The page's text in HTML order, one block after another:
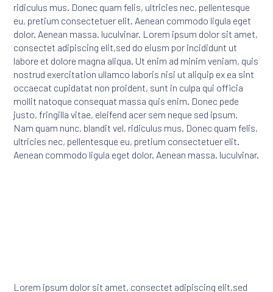
ridiculus mus. Donec quam felis, ultricies nec, pellentesque
eu, pretium consectetuer elit. Aenean commodo ligula eget
dolor. Aenean massa. luculvinar. Lorem ipsum dolor sit amet,
consectet adipiscing elit,sed do eiusm por incididunt ut
labore et dolore magna aliqua. Ut enim ad minim veniam, quis
nostrud exercitation ullamco laboris nisi ut aliquip ex ea sint
occaecat cupidatat non proident, sunt in culpa qui officia
mollit natoque consequat massa quis enim. Donec pede
justo, fringilla vitae, eleifend acer sem neque sed ipsum.
Nam quam nunc, blandit vel, ridiculus mus. Donec quam felis,
ultricies nec, pellentesque eu, pretium consectetuer elit.
Aenean commodo ligula eget dolor. Aenean massa. luculvinar.
Lorem ipsum dolor sit amet, consectet adipiscing elit,sed